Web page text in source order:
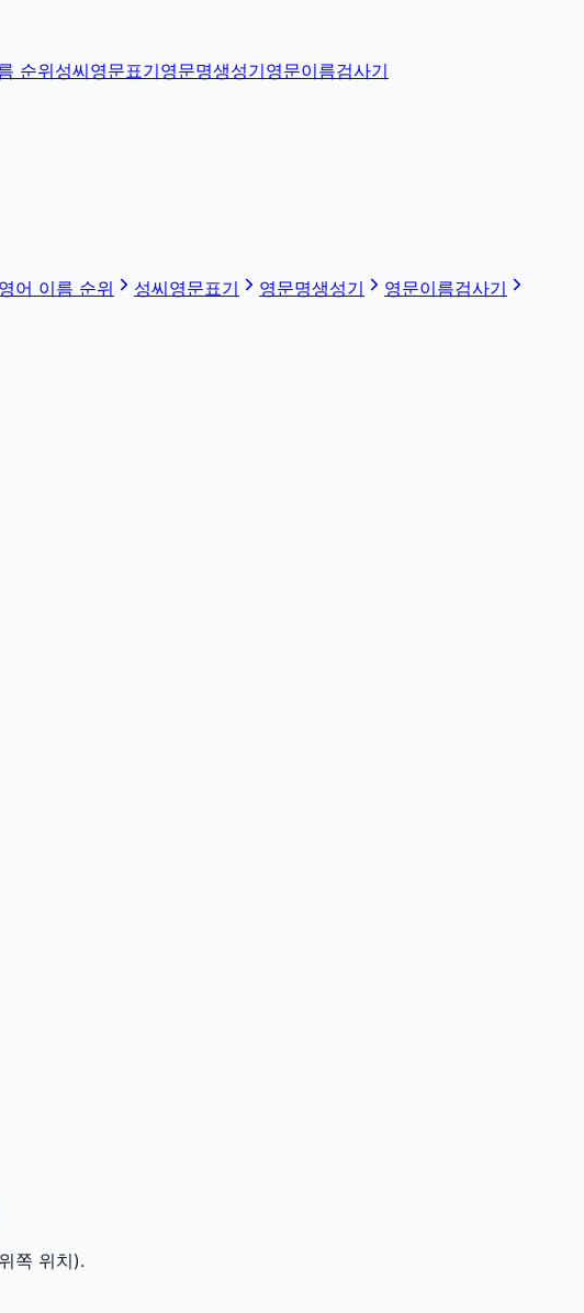
순위성씨영문표기영문명생성기영문이름검사기
영어 이름 순위 성씨영문표기 영문명생성기
영문이름검사기
쪽 위치).